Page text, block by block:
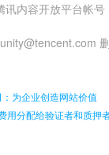
内容开放平台帐
删
为企业创造网站价值
用分配给验证者和质押